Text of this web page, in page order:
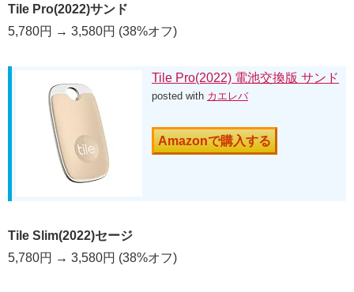
Tile Pro(2022)サンド
5,780円 → 3,580円 (38%オフ)
Tile Pro(2022) 電池交換版 サンド
posted with カエレバ
Amazonで購入する
Tile Slim(2022)セージ
5,780円 → 3,580円 (38%オフ)